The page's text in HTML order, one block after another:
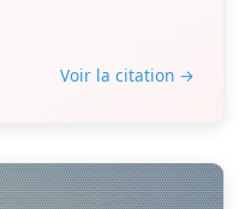
Voir la citation →